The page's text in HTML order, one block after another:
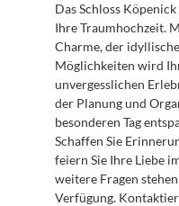
Das Schloss
Ihre Traumhochzeit.
Charme, der
Möglichkeiten wird
unvergesslichen
der Planung und
besonderen Tag
Schaffen Sie
feiern Sie Ihre Liebe
weitere Fragen
Verfügung.